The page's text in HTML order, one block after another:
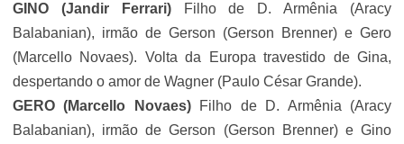
GINO (Jandir Ferrari)Filho de D. Armênia (Aracy
Balabanian), irmão de Gerson (Gerson Brenner) e Gero
(Marcello Novaes). Volta da Europa travestido de Gina,
despertando o amor de Wagner (Paulo César Grande).
GERO (Marcello Novaes)Filho de D. Armênia (Aracy
Balabanian), irmão de Gerson (Gerson Brenner) e Gino